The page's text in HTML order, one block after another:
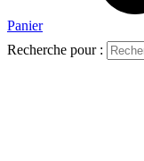
Panier
Recherche pour :